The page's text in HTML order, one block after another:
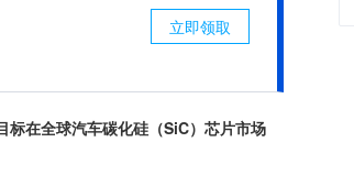
立即领取
标在全球汽车碳化硅（SiC）芯片市场